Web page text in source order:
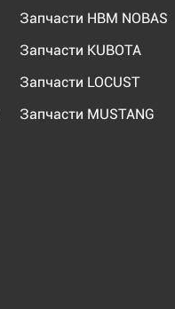
Запчасти HBM NOBAS
Запчасти KUBOTA
Запчасти LOCUST
Запчасти MUSTANG